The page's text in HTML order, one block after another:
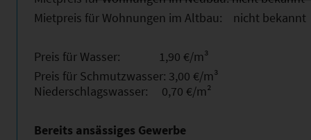
Mietpreis für Wohnungen im Altbau: nicht bekannt
Preis für Wasser: 1,90 €/m³
Preis für Schmutzwasser: 3,00 €/m³
Niederschlagswasser: 0,70 €/m²
Bereits ansässiges Gewerbe